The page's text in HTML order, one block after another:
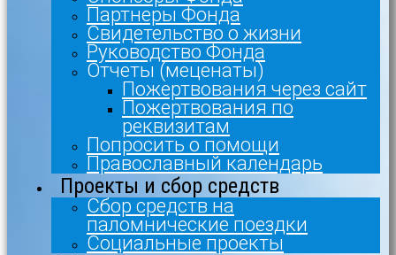
Партнеры Фонда
Свидетельство о жизни
Руководство Фонда
Отчеты (меценаты)
Пожертвования через сайт
Пожертвования по
реквизитам
Попросить о помощи
Православный календарь
Проекты и сбор средств
Сбор средств на
паломнические поездки
Социальные проекты